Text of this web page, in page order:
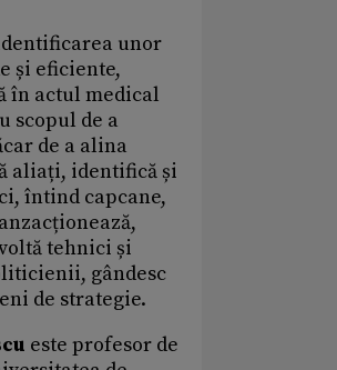
unor
și eficiente,
în actul medical
scopul de a
de a alina
aliați, identifică și
întind capcane,
tehnici și
gândesc
de strategie.
este profesor de